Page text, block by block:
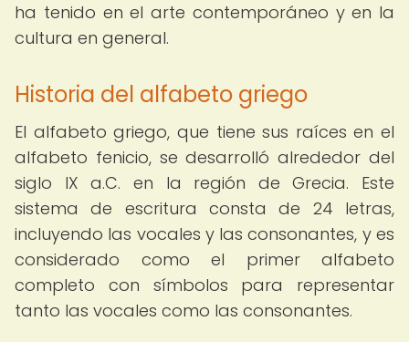
ha tenido en el arte contemporáneo y en la
cultura en general.
Historia del alfabeto griego
El alfabeto griego, que tiene sus raíces en el
alfabeto fenicio, se desarrolló alrededor del
siglo IX a.C. en la región de Grecia. Este
sistema de escritura consta de 24 letras,
incluyendo las vocales y las consonantes, y es
considerado como el primer alfabeto
completo con símbolos para representar
tanto las vocales como las consonantes.